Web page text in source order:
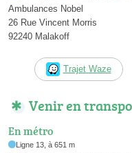
Ambulances Nobel
26 Rue Vincent Morris
92240 Malakoff
Trajet Waze
Venir en
En métro
Ligne 13, à 651 m